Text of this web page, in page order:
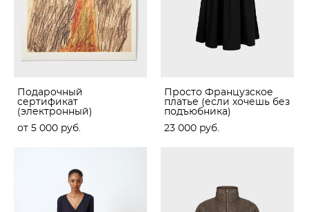
Подарочный
сертификат
(электронный)
от 5 000 pуб.
Просто Французское
платье (если хочешь без
подъюбника)
23 000 pуб.